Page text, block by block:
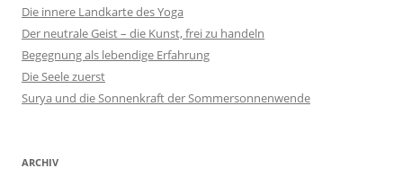
Die innere Landkarte des Yoga
Der neutrale Geist – die Kunst, frei zu handeln
Begegnung als lebendige Erfahrung
Die Seele zuerst
Surya und die Sonnenkraft der Sommersonnenwende
ARCHIV